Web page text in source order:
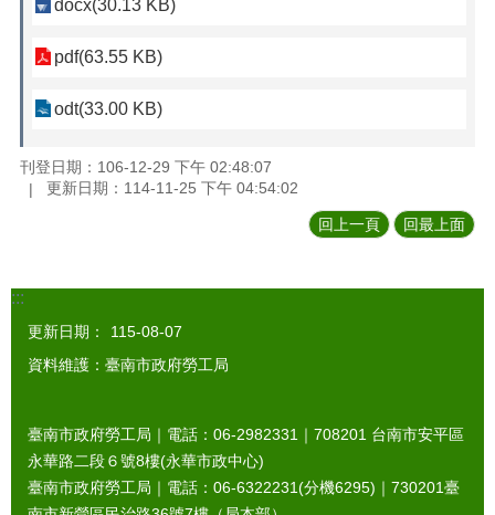
docx(30.13 KB)
pdf(63.55 KB)
odt(33.00 KB)
刊登日期：106-12-29 下午 02:48:07
更新日期：114-11-25 下午 04:54:02
回上一頁 回最上面
:::
更新日期：
115-08-07
資料維護：臺南市政府勞工局
臺南市政府勞工局｜電話：06-2982331｜ 708201 台南市安平區
永華路二段６號8樓(永華市政中心)
臺南市政府勞工局｜電話：06-6322231(分機6295)｜ 730201臺